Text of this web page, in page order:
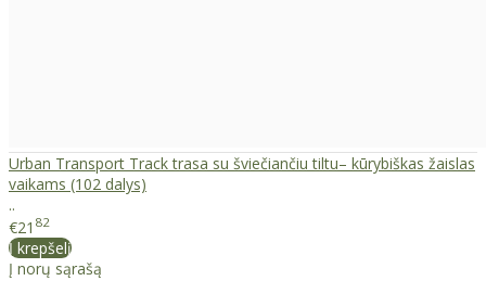
Urban Transport Track trasa su šviečiančiu tiltu– kūrybiškas žaislas
vaikams (102 dalys)
..
€21 82
Į krepšelį
Į norų sąrašą